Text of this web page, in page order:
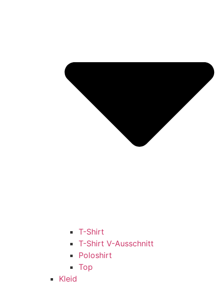
T-Shirt
T-Shirt V-Ausschnitt
Poloshirt
Top
Kleid